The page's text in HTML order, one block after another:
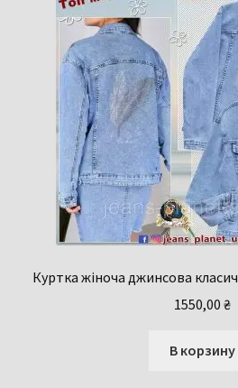
Куртка жіноча джинсова
1550,00 ₴
В корзину